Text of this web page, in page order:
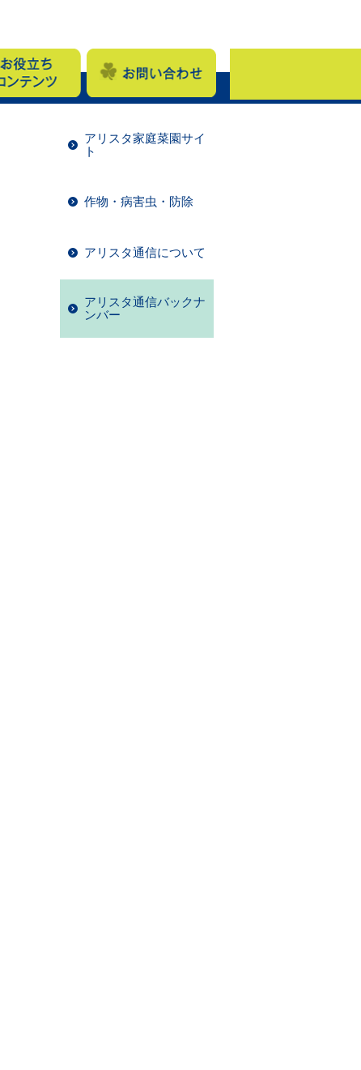
アリスタ家庭菜園サイ
ト
作物・病害虫・防除
アリスタ通信について
アリスタ通信バックナ
ンバー